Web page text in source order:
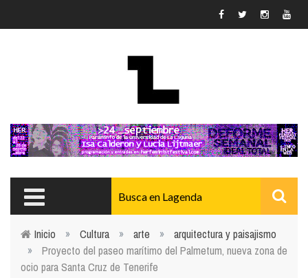
Usted está aquí
Inicio » Cultura » arte »
arquitectura y paisajismo
»
Proyecto del paseo marítimo del Palmetum, nueva zona de
ocio para Santa Cruz de Tenerife